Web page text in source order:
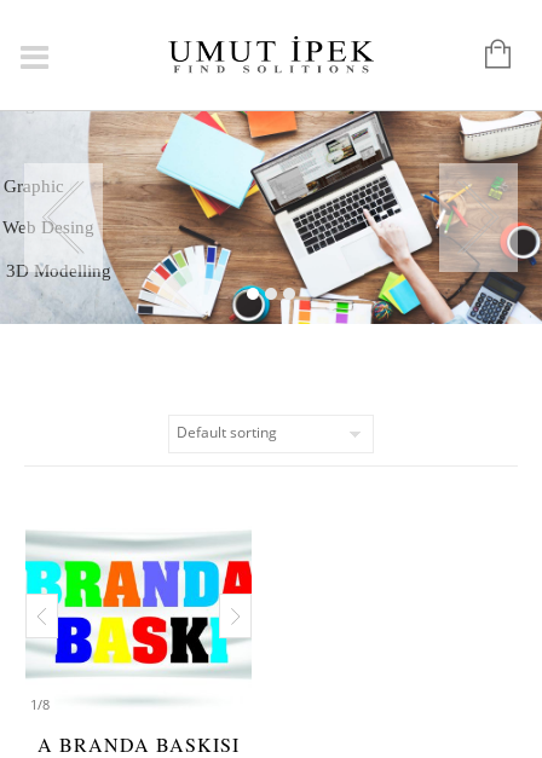
3D Modelling
Graphic
Web Desing
1/8
A BRANDA BASKISI